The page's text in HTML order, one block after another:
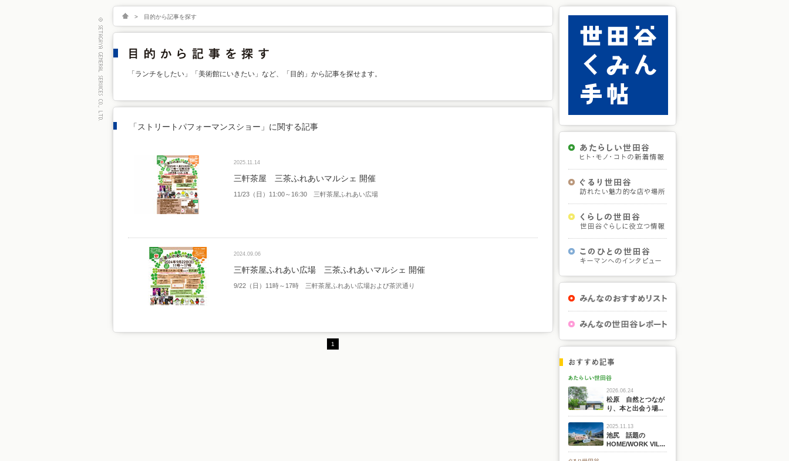
> 目的から記事を探す
「ランチをしたい」「美術館にいきたい」など、「目的」から記事を探せます。
「ストリートパフォーマンスショー」に関する記事
2025.11.14
三軒茶屋 三茶ふれあいマルシェ 開催
11/23（日）11:00～16:30 三軒茶屋ふれあい広場
2024.09.06
三軒茶屋ふれあい広場 三茶ふれあいマルシェ 開催
9/22（日）11時～17時 三軒茶屋ふれあい広場および茶沢通り
1
2026.06.24
松原 自然とつなが
り、本と出会う場...
2025.11.13
池尻 話題の
HOME/WORK VIL...